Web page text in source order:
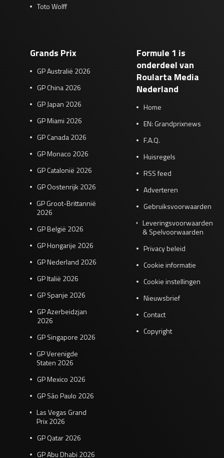
Toto Wolff
Grands Prix
GP Australië 2026
GP China 2026
GP Japan 2026
GP Miami 2026
GP Canada 2026
GP Monaco 2026
GP Catalonië 2026
GP Oostenrijk 2026
GP Groot-Brittannië
2026
GP België 2026
GP Hongarije 2026
GP Nederland 2026
GP Italië 2026
GP Spanje 2026
GP Azerbeidzjan
2026
GP Singapore 2026
GP Verenigde
Staten 2026
GP Mexico 2026
GP São Paulo 2026
Las Vegas Grand
Prix 2026
GP Qatar 2026
GP Abu Dhabi 2026
Formule 1 is
onderdeel van
Roularta Media
Nederland
Home
EN: Grandprixnews
F.A.Q.
Huisregels
RSS feed
Adverteren
Gebruiksvoorwaarden
Leveringsvoorwaarden
& Spelvoorwaarden
Privacy beleid
Cookie informatie
Cookie instellingen
Nieuwsbrief
Contact
Copyright